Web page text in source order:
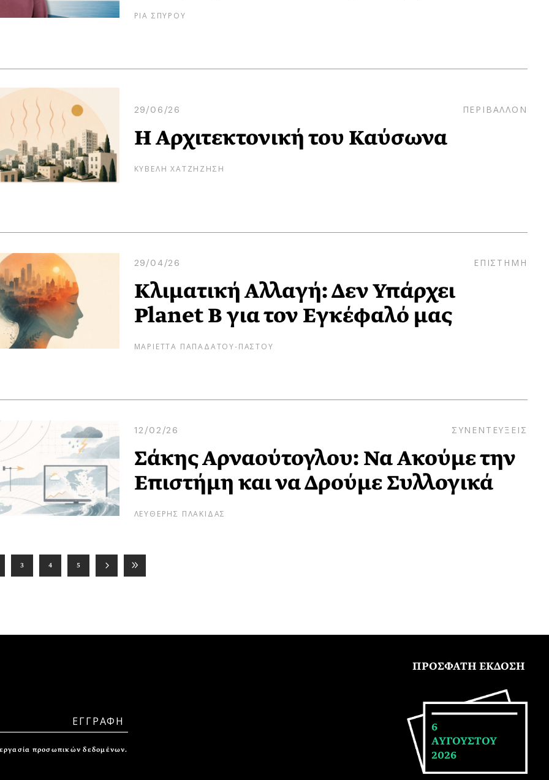
ΡΙΑ ΣΠΥΡΟΥ
29/06/26 ΠΕΡΙΒΑΛΛΟΝ
Η Αρχιτεκτονική του Καύσωνα
ΚΥΒΕΛΗ ΧΑΤΖΗΖΗΣΗ
29/04/26 ΕΠΙΣΤΗΜΗ
Κλιματική Αλλαγή: Δεν Υπάρχει
Planet B για τον Εγκέφαλό μας
ΜΑΡΙΕΤΤΑ ΠΑΠΑΔΑΤΟΥ-ΠΑΣΤΟΥ
12/02/26 ΣΥΝΕΝΤΕΥΞΕΙΣ
Σάκης Αρναούτογλου: Να Aκούμε την
Eπιστήμη και να Δρούμε Συλλογικά
ΛΕΥΘΕΡΗΣ ΠΛΑΚΙΔΑΣ
3 4 5
προσωπικών δεδομένων.
ΠΡΟΣΦΑΤΗ ΕΚΔΟΣΗ
6
ΑΥΓΟΥΣΤΟΥ
2026